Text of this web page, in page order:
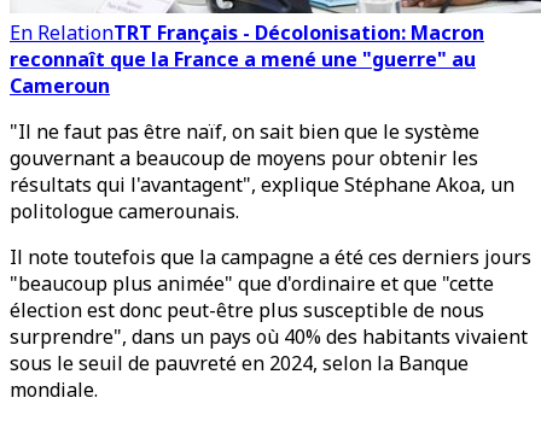
En RelationTRT Français - Décolonisation: Macron
reconnaît que la France a mené une "guerre" au
Cameroun
"Il ne faut pas être naïf, on sait bien que le système
gouvernant a beaucoup de moyens pour obtenir les
résultats qui l'avantagent", explique Stéphane Akoa, un
politologue camerounais.
Il note toutefois que la campagne a été ces derniers jours
"beaucoup plus animée" que d'ordinaire et que "cette
élection est donc peut-être plus susceptible de nous
surprendre", dans un pays où 40% des habitants vivaient
sous le seuil de pauvreté en 2024, selon la Banque
mondiale.